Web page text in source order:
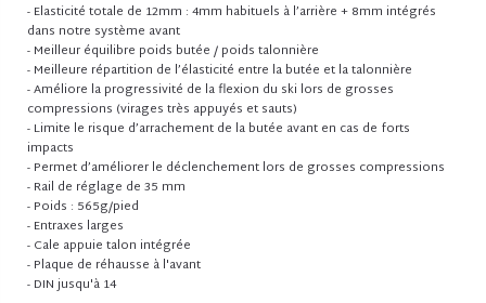
- Elasticité totale de 12mm : 4mm habituels à l’arrière + 8mm intégrés
dans notre système avant
- Meilleur équilibre poids butée / poids talonnière
- Meilleure répartition de l’élasticité entre la butée et la talonnière
- Améliore la progressivité de la flexion du ski lors de grosses
compressions (virages très appuyés et sauts)
- Limite le risque d’arrachement de la butée avant en cas de forts
impacts
- Permet d’améliorer le déclenchement lors de grosses compressions
- Rail de réglage de 35 mm
- Poids : 565g/pied
- Entraxes larges
- Cale appuie talon intégrée
- Plaque de réhausse à l'avant
- DIN jusqu'à 14